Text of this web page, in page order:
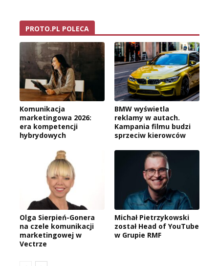
PROTO.PL POLECA
Komunikacja
marketingowa 2026:
era kompetencji
hybrydowych
BMW wyświetla
reklamy w autach.
Kampania filmu budzi
sprzeciw kierowców
Olga Sierpień-Gonera
na czele komunikacji
marketingowej w
Vectrze
Michał Pietrzykowski
został Head of YouTube
w Grupie RMF